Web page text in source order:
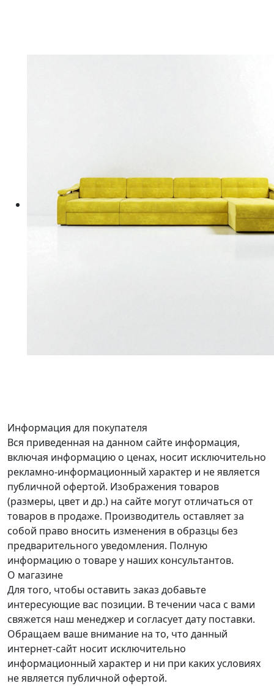
Информация для покупателя
Вся приведенная на данном сайте информация,
включая информацию о ценах, носит исключительно
рекламно-информационный характер и не является
публичной офертой. Изображения товаров
(размеры, цвет и др.) на сайте могут отличаться от
товаров в продаже. Производитель оставляет за
собой право вносить изменения в образцы без
предварительного уведомления. Полную
информацию о товаре у наших консультантов.
О магазине
Для того, чтобы оставить заказ добавьте
интересующие вас позиции. В течении часа с вами
свяжется наш менеджер и согласует дату поставки.
Обращаем ваше внимание на то, что данный
интернет-сайт носит исключительно
информационный характер и ни при каких условиях
не является публичной офертой.